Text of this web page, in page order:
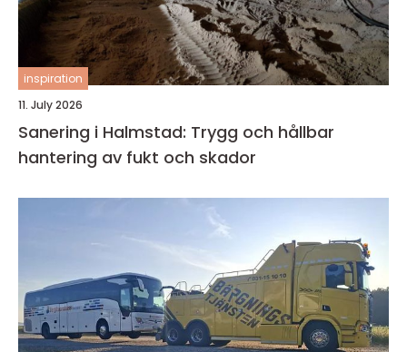
inspiration
11. July 2026
Sanering i Halmstad: Trygg och hållbar
hantering av fukt och skador